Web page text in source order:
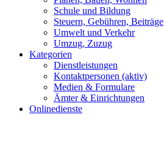
Schule und Bildung
Steuern, Gebühren, Beiträge
Umwelt und Verkehr
Umzug, Zuzug
Kategorien
Dienstleistungen
Kontaktpersonen (aktiv)
Medien & Formulare
Ämter & Einrichtungen
Onlinedienste